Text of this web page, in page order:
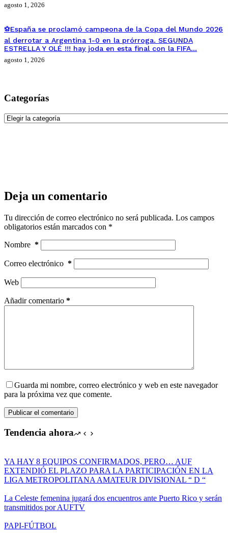
agosto 1, 2026
⚽España se proclamó campeona de la Copa del Mundo 2026
al derrotar a Argentina 1-0 en la prórroga. SEGUNDA
ESTRELLA Y OLÉ !!! hay joda en esta final con la FIFA…
agosto 1, 2026
Categorías
Categorías
Deja un comentario
Tu dirección de correo electrónico no será publicada. Los campos
obligatorios están marcados con *
Nombre *
Correo electrónico *
Web
Añadir comentario *
Guarda mi nombre, correo electrónico y web en este navegador
para la próxima vez que comente.
Publicar el comentario
Tendencia ahora
YA HAY 8 EQUIPOS CONFIRMADOS, PERO… AUF
EXTENDIÓ EL PLAZO PARA LA PARTICIPACIÓN EN LA
LIGA METROPOLITANA AMATEUR DIVISIONAL “ D “
La Celeste femenina jugará dos encuentros ante Puerto Rico y serán
transmitidos por AUFTV
PAPI-FÚTBOL